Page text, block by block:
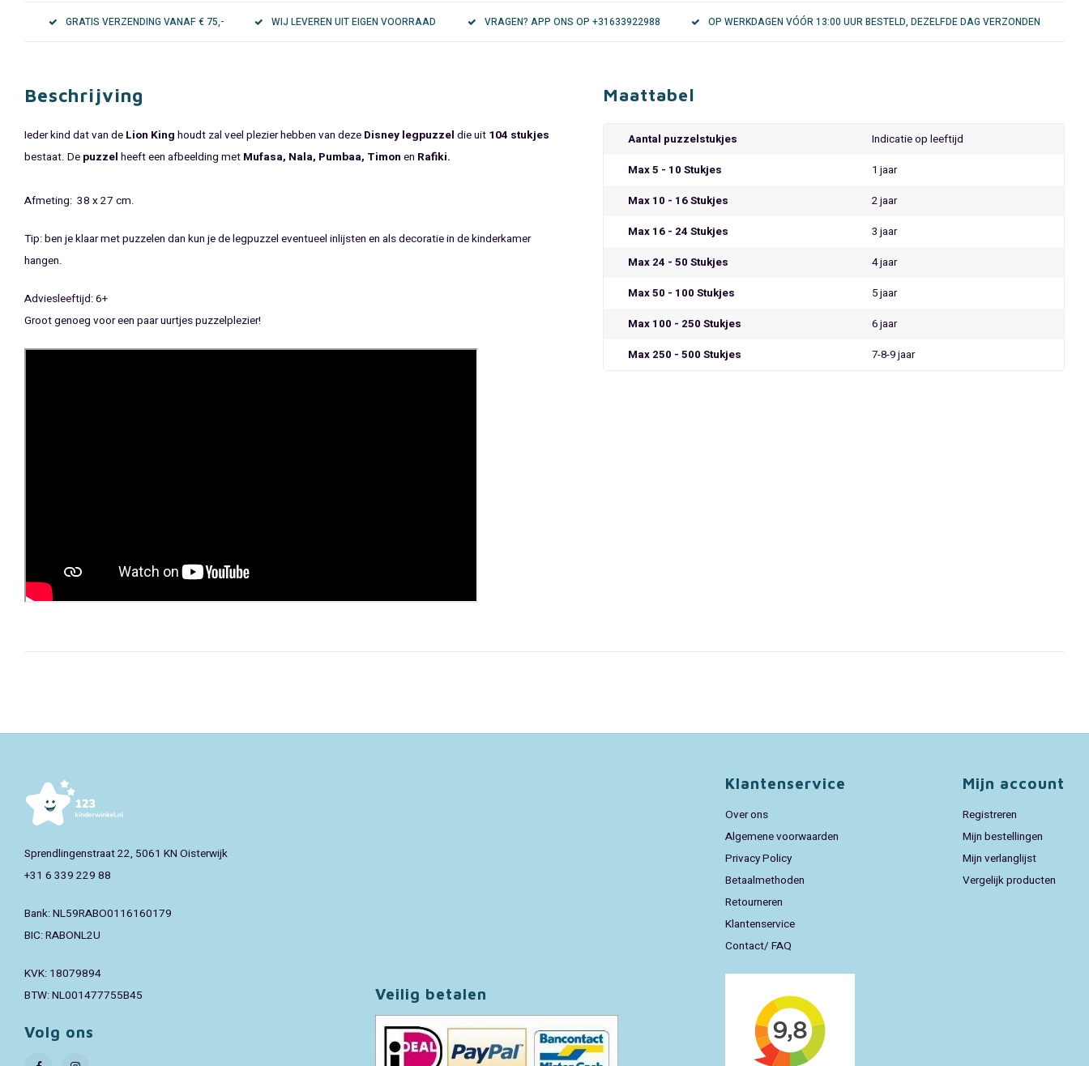
GRATIS VERZENDING VANAF € 75,- WIJ LEVEREN UIT EIGEN VOORRAAD VRAGEN? APP ONS OP +31633922988 OP WERKDAGEN VÓÓR 13:00 UUR BESTELD, DEZELFDE DAG VERZONDEN
Beschrijving
Ieder kind dat van de Lion King houdt zal veel plezier hebben van deze Disney legpuzzel die uit 104 stukjes
bestaat. De puzzel heeft een afbeelding met Mufasa, Nala, Pumbaa, Timon en Rafiki.
Afmeting: 38 x 27 cm.
Tip: ben je klaar met puzzelen dan kun je de legpuzzel eventueel inlijsten en als decoratie in de kinderkamer
hangen.
Adviesleeftijd: 6+
Groot genoeg voor een paar uurtjes puzzelplezier!
Maattabel
Aantal puzzelstukjes
Indicatie op leeftijd
Max 5 - 10 Stukjes
1 jaar
Max 10 - 16 Stukjes
2 jaar
Max 16 - 24 Stukjes
3 jaar
Max 24 - 50 Stukjes
4 jaar
Max 50 - 100 Stukjes
5 jaar
Max 100 - 250 Stukjes
6 jaar
Max 250 - 500 Stukjes
7-8-9 jaar
Sprendlingenstraat 22, 5061 KN Oisterwijk
+31 6 339 229 88
Bank: NL59RABO0116160179
BIC: RABONL2U
KVK: 18079894
BTW: NL001477755B45
Volg ons
Veilig betalen
Klantenservice
Over ons
Algemene voorwaarden
Privacy Policy
Betaalmethoden
Retourneren
Klantenservice
Contact/ FAQ
Mijn account
Registreren
Mijn bestellingen
Mijn verlanglijst
Vergelijk producten